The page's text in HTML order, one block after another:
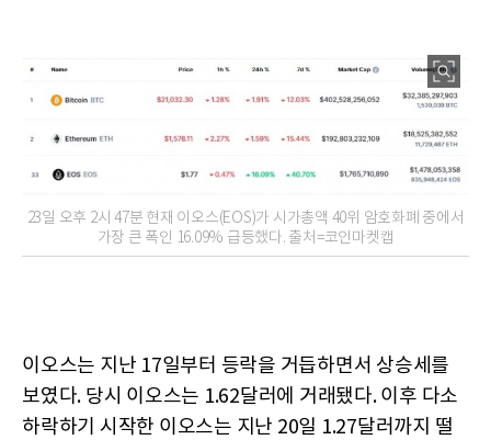
23일 오후 2시 47분 현재 이오스(EOS)가 시가총액 40위 암호화폐 중에서
가장 큰 폭인 16.09% 급등했다. 출처=코인마켓캡
이오스는 지난 17일부터 등락을 거듭하면서 상승세를
보였다. 당시 이오스는 1.62달러에 거래됐다. 이후 다소
하락하기 시작한 이오스는 지난 20일 1.27달러까지 떨